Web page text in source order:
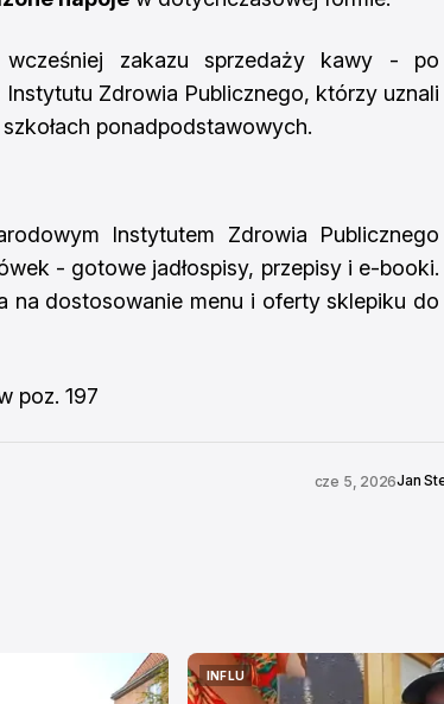
wcześniej zakazu sprzedaży kawy - po
Zdrowia Publicznego, którzy uznali
ponadpodstawowych.
Instytutem Zdrowia Publicznego
- gotowe jadłospisy, przepisy i e-booki.
na dostosowanie menu i oferty sklepiku do
poz. 197
cze 5, 2026Jan
INFLU
INFLU